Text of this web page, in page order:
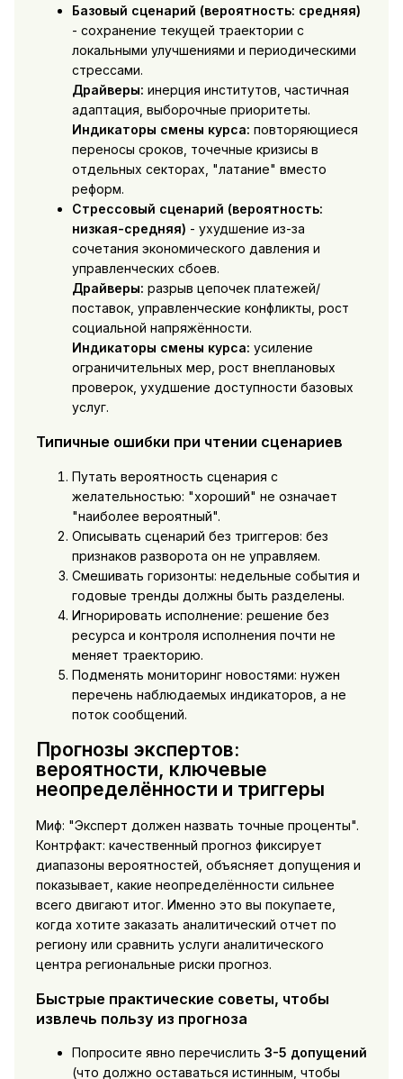
Базовый сценарий (вероятность: средняя)
- сохранение текущей траектории с
локальными улучшениями и периодическими
стрессами.
Драйверы: инерция институтов, частичная
адаптация, выборочные приоритеты.
Индикаторы смены курса: повторяющиеся
переносы сроков, точечные кризисы в
отдельных секторах, "латание" вместо
реформ.
Стрессовый сценарий (вероятность:
низкая-средняя) - ухудшение из-за
сочетания экономического давления и
управленческих сбоев.
Драйверы: разрыв цепочек платежей/
поставок, управленческие конфликты, рост
социальной напряжённости.
Индикаторы смены курса: усиление
ограничительных мер, рост внеплановых
проверок, ухудшение доступности базовых
услуг.
Типичные ошибки при чтении сценариев
Путать вероятность сценария с
желательностью: "хороший" не означает
"наиболее вероятный".
Описывать сценарий без триггеров: без
признаков разворота он не управляем.
Смешивать горизонты: недельные события и
годовые тренды должны быть разделены.
Игнорировать исполнение: решение без
ресурса и контроля исполнения почти не
меняет траекторию.
Подменять мониторинг новостями: нужен
перечень наблюдаемых индикаторов, а не
поток сообщений.
Прогнозы экспертов:
вероятности, ключевые
неопределённости и триггеры
Миф: "Эксперт должен назвать точные проценты".
Контрфакт: качественный прогноз фиксирует
диапазоны вероятностей, объясняет допущения и
показывает, какие неопределённости сильнее
всего двигают итог. Именно это вы покупаете,
когда хотите заказать аналитический отчет по
региону или сравнить услуги аналитического
центра региональные риски прогноз.
Быстрые практические советы, чтобы
извлечь пользу из прогноза
Попросите явно перечислить 3-5 допущений
(что должно оставаться истинным, чтобы